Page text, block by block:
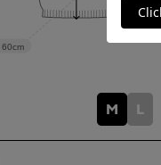
60cm
M L